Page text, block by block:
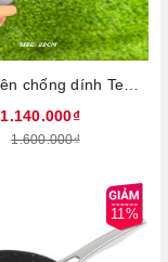
1.140.000₫
1.600.000₫
11%